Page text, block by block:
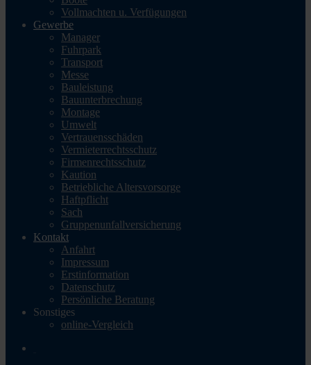
Vollmachten u. Verfügungen
Gewerbe
Manager
Fuhrpark
Transport
Messe
Bauleistung
Bauunterbrechung
Montage
Umwelt
Vertrauensschäden
Vermieterrechtsschutz
Firmenrechtsschutz
Kaution
Betriebliche Altersvorsorge
Haftpflicht
Sach
Gruppenunfallversicherung
Kontakt
Anfahrt
Impressum
Erstinformation
Datenschutz
Persönliche Beratung
Sonstiges
online-Vergleich